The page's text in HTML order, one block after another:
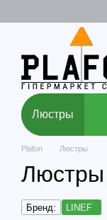
Люстры
Plafon Люстры
Люстры
Бренд:
LINEF